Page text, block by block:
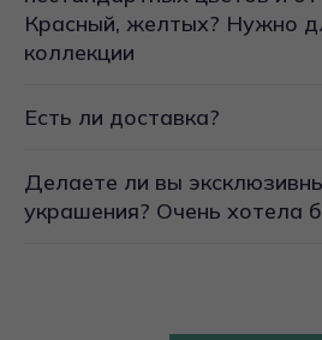
Красный, желтых? Нужно
коллекции
Есть ли доставка?
Делаете ли вы
украшения? Очень хотела